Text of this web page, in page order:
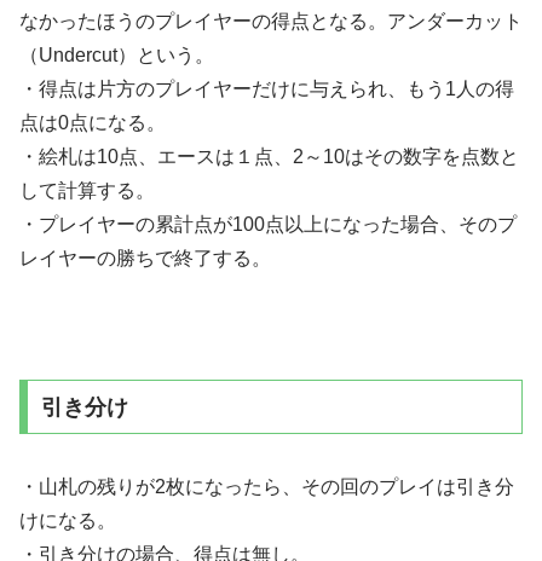
なかったほうのプレイヤーの得点となる。アンダーカット
（Undercut）という。
・得点は片方のプレイヤーだけに与えられ、もう1人の得
点は0点になる。
・絵札は10点、エースは１点、2～10はその数字を点数と
して計算する。
・プレイヤーの累計点が100点以上になった場合、そのプ
レイヤーの勝ちで終了する。
引き分け
・山札の残りが2枚になったら、その回のプレイは引き分
けになる。
・引き分けの場合、得点は無し。